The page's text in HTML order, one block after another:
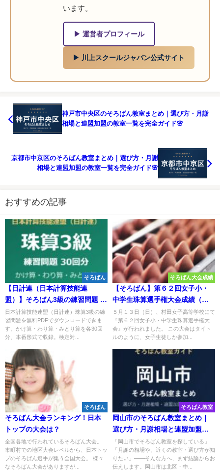
います。
▶ 運営者プロフィール
▶ 川上スクールジャパン公式サイト
神戸市中央区のそろばん教室まとめ｜選び方・月謝
相場と連盟加盟の教室一覧を完全ガイド🌸
京都市中京区のそろばん教室まとめ｜選び方・月謝
相場と連盟加盟の教室一覧を完全ガイド🌸
おすすめの記事
そろばん
【日計連（日本計算技能連
盟）】そろばん3級の練習問題 無
料PDF30回分｜検定対策・合格
点🌸
日本計算技能連盟（日計連）珠算3級の練
習問題を無料PDFでダウンロードできま
す。かけ算・わり算・みとり算を各30回
分、本番形式で収録。検定対...
そろばん大会成績
【そろばん】第６２回女子小・
中学生珠算選手権大会成績（村
田女子）
５月１３日（日）、村田女子高等学校にて
『第６２回女子小・中学生珠算選手権大
会』が行われました。 この大会はタイト
ルのように、女子生徒しか参加...
そろばん
そろばん大会ランキング！日本
トップの大会は？
全国各地で行われているそろばん大会。
市町村での地区大会レベルから、日本トッ
プのそろばん選手が集う全国大会。 様々
なそろばん大会がありますが...
そろばん教室
岡山市のそろばん教室まとめ｜
選び方・月謝相場と連盟加盟の
教室一覧を完全ガイド🌸
「岡山市でそろばん教室を探している」
「月謝の相場や、近くの教室・選び方が知
りたい」——そんな方へ、まず結論からお
伝えします。岡山市は北区・中...